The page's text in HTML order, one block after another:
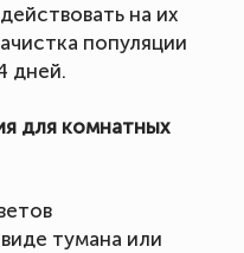
на их
популяции
дней.
для комнатных
тумана или